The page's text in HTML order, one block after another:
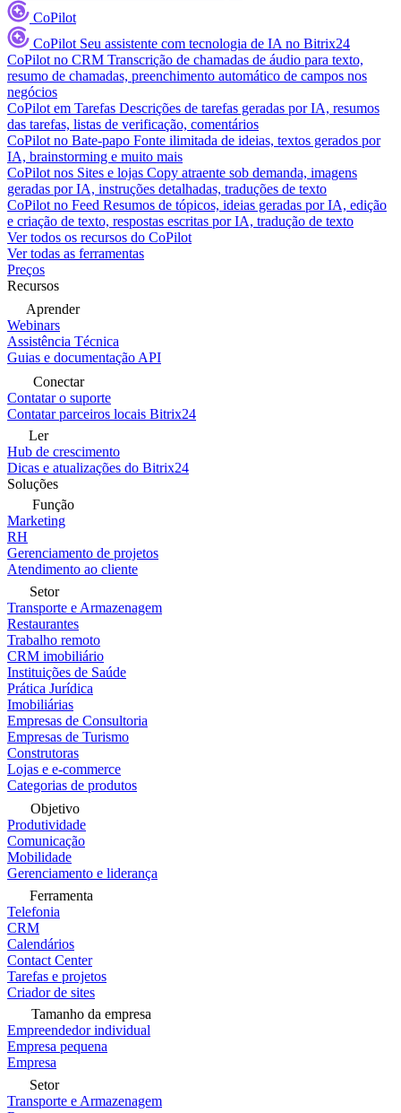
CoPilot
CoPilot Seu assistente com tecnologia de IA no Bitrix24
CoPilot no CRM Transcrição de chamadas de áudio para texto,
resumo de chamadas, preenchimento automático de campos nos
negócios
CoPilot em Tarefas Descrições de tarefas geradas por IA, resumos
das tarefas, listas de verificação, comentários
CoPilot no Bate-papo Fonte ilimitada de ideias, textos gerados por
IA, brainstorming e muito mais
CoPilot nos Sites e lojas Copy atraente sob demanda, imagens
geradas por IA, instruções detalhadas, traduções de texto
CoPilot no Feed Resumos de tópicos, ideias geradas por IA, edição
e criação de texto, respostas escritas por IA, tradução de texto
Ver todos os recursos do CoPilot
Ver todas as ferramentas
Preços
Recursos
Aprender
Webinars
Assistência Técnica
Guias e documentação API
Conectar
Contatar o suporte
Contatar parceiros locais Bitrix24
Ler
Hub de crescimento
Dicas e atualizações do Bitrix24
Soluções
Função
Marketing
RH
Gerenciamento de projetos
Atendimento ao cliente
Setor
Transporte e Armazenagem
Restaurantes
Trabalho remoto
CRM imobiliário
Instituições de Saúde
Prática Jurídica
Imobiliárias
Empresas de Consultoria
Empresas de Turismo
Construtoras
Lojas e e-commerce
Categorias de produtos
Objetivo
Produtividade
Comunicação
Mobilidade
Gerenciamento e liderança
Ferramenta
Telefonia
CRM
Calendários
Contact Center
Tarefas e projetos
Criador de sites
Tamanho da empresa
Empreendedor individual
Empresa pequena
Empresa
Setor
Transporte e Armazenagem